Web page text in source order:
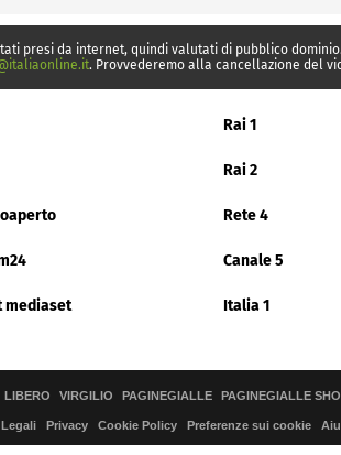
presi da internet, quindi valutati di pubblico
. Provvederemo alla cancellazione del
Rai 1
Rai 2
Rete 4
Canale 5
mediaset Italia 1
LIBERO VIRGILIO PAGINEGIALLE PAGINEGIALLE
Privacy Cookie Policy Preferenze sui cookie